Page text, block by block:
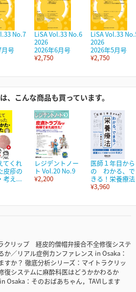
No.7
号
LiSA Vol.33 No.6
2026
2026年6月号
¥2,750
LiSA Vol.33
2026
2026年5月号
¥2,750
、こんな商品も買っています。
てくれ
皮疹の
考え...
レジデントノー
ト Vol.20 No.9
¥2,200
医師１年目から
の わかる、で
きる！栄養療法
¥3,960
クリップ 経皮的僧帽弁接合不全修復システ
か／リアル症例カンファレンス in Osaka：
すか？ 徹底分析シリーズ：マイトラクリッ
システムに麻酔科医はどうかかわるか
Osaka：そのおばあちゃん，TAVIします